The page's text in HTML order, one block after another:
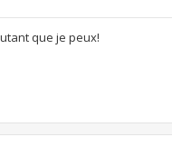
que je peux!